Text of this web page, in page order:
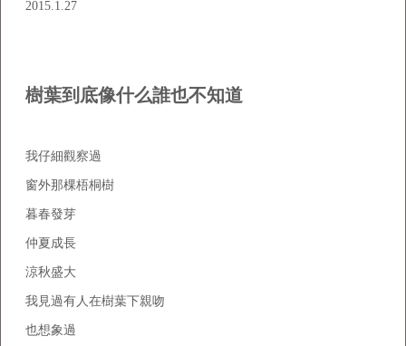
2015.1.27
樹葉到底像什么誰也不知道
我仔細觀察過
窗外那棵梧桐樹
暮春發芽
仲夏成長
涼秋盛大
我見過有人在樹葉下親吻
也想象過